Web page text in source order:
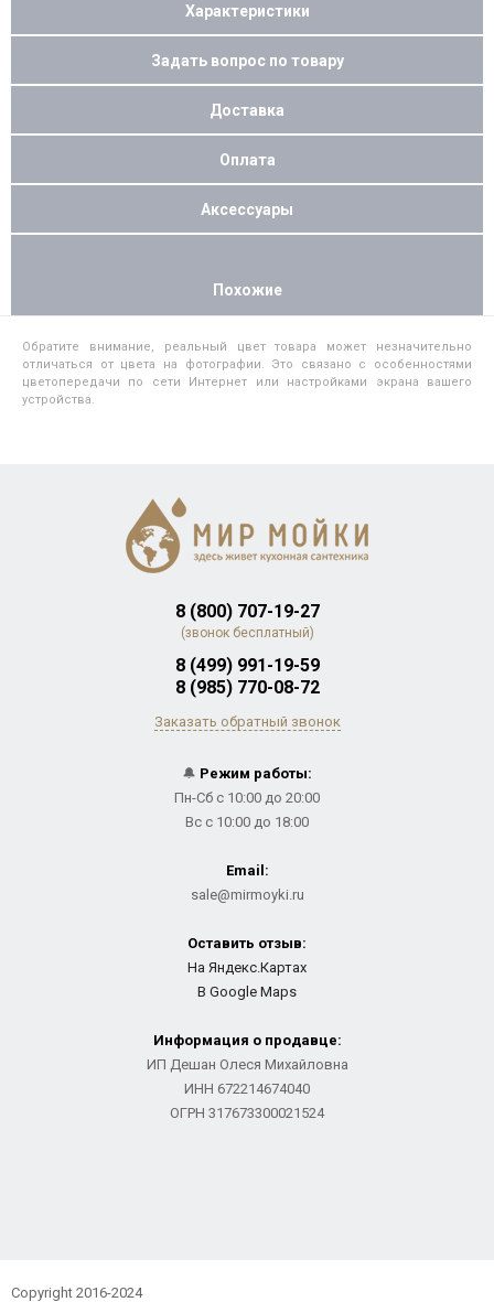
Характеристики
Задать вопрос по товару
Доставка
Оплата
Аксессуары
Похожие
Обратите внимание, реальный цвет товара может незначительно
отличаться от цвета на фотографии. Это связано с особенностями
цветопередачи по сети Интернет или настройками экрана вашего
устройства.
8 (800) 707-19-27
(звонок бесплатный)
8 (499) 991-19-59
8 (985) 770-08-72
Заказать обратный звонок
🔔 Режим работы:
Пн-Сб с 10:00 до 20:00
Вс с 10:00 до 18:00
Email:
sale@mirmoyki.ru
Оставить отзыв:
На Яндекс.Картах
В Google Maps
Информация о продавце:
ИП Дешан Олеся Михайловна
ИНН 672214674040
ОГРН 317673300021524
Copyright 2016-2024